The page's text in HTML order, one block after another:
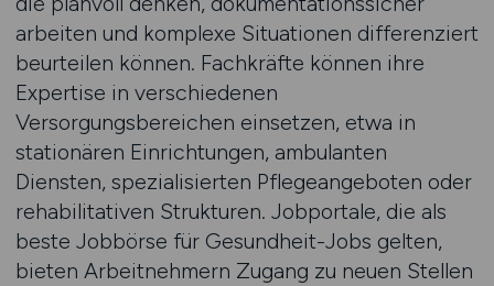
arbeiten und komplexe Situationen differenziert
beurteilen können. Fachkräfte können ihre
Expertise in verschiedenen
Versorgungsbereichen einsetzen, etwa in
stationären Einrichtungen, ambulanten
Diensten, spezialisierten Pflegeangeboten oder
rehabilitativen Strukturen. Jobportale, die als
beste Jobbörse für Gesundheit-Jobs gelten,
bieten Arbeitnehmern Zugang zu neuen Stellen